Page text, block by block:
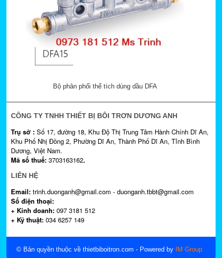
Bộ phân phối thể tích dùng dầu DFA
CÔNG TY TNHH THIẾT BỊ BÔI TRƠN DƯƠNG ANH
Trụ sở : Số 17, đường 18, Khu Độ Thị Trung Tâm Hành Chính Dĩ An,
Khu Phố Nhị Đồng 2, Phường Dĩ An, Thành Phố Dĩ An, Tỉnh Bình
Dương, Việt Nam.
Mã số thuế: 3703163162.
LIÊN HỆ
Email:trinh.duonganh@gmail.com - duonganh.tbbt@gmail.com
Số điện thoại:
+ Kinh doanh: 097 3181 512
+ Kỹ thuật: 034 6257 149
© Bản quyền thuộc về thietbiboitron.com - Powered by IM Group